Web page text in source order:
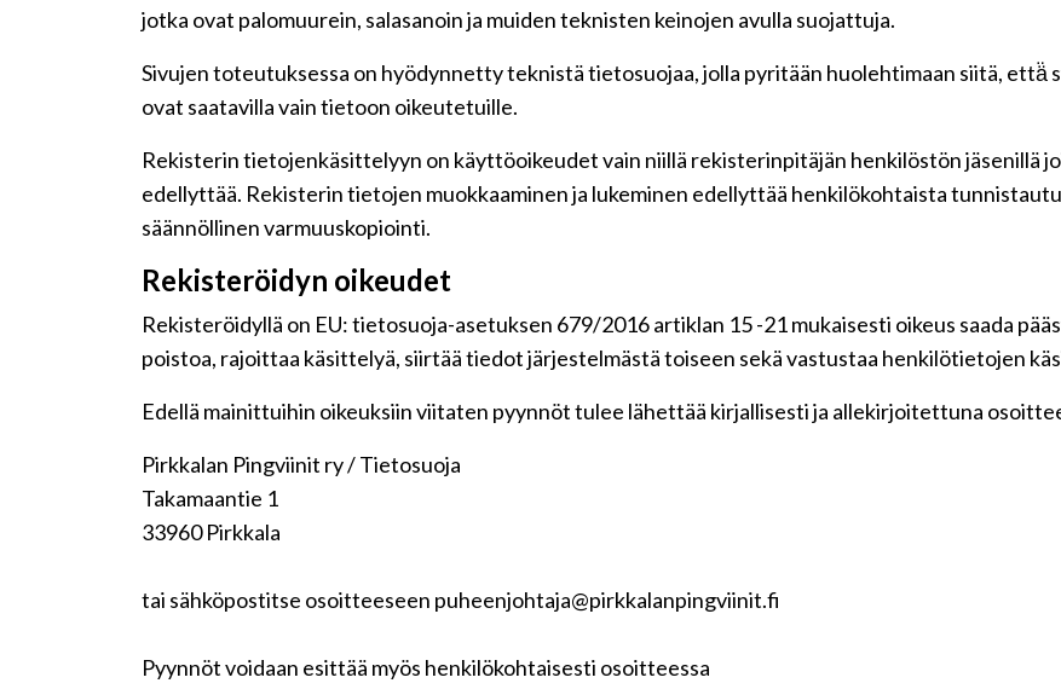
jotka ovat palomuurein, salasanoin ja muiden teknisten keinojen avulla suojattuja.
Sivujen toteutuksessa on hyödynnetty teknistä tietosuojaa, jolla pyritään huolehtimaan siitä,
ovat saatavilla vain tietoon oikeutetuille.
Rekisterin tietojenkäsittelyyn on käyttöoikeudet vain niillä rekisterinpitäjän henkilöstön jäsenillä
edellyttää. Rekisterin tietojen muokkaaminen ja lukeminen edellyttää henkilökohtaista
säännöllinen varmuuskopiointi.
Rekisteröidyn oikeudet
Rekisteröidyllä on EU: tietosuoja-asetuksen 679/2016 artiklan 15 -21 mukaisesti oikeus saada
poistoa, rajoittaa käsittelyä, siirtää tiedot järjestelmästä toiseen sekä vastustaa henkilötietojen
Edellä mainittuihin oikeuksiin viitaten pyynnöt tulee lähettää kirjallisesti ja allekirjoitettuna
Pirkkalan Pingviinit ry / Tietosuoja
Takamaantie 1
33960 Pirkkala
tai sähköpostitse osoitteeseen puheenjohtaja@pirkkalanpingviinit.fi
Pyynnöt voidaan esittää myös henkilökohtaisesti osoitteessa